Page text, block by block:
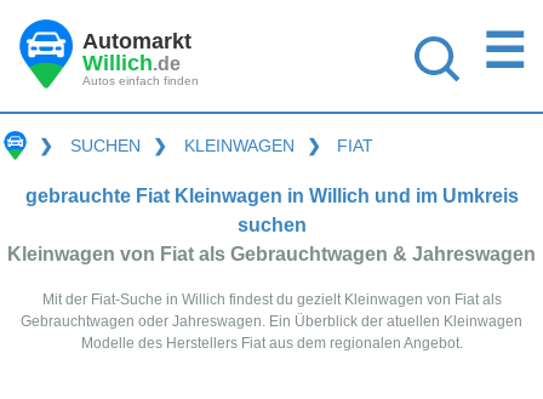
Automarkt
Willich.de
Autos einfach finden
☰
❯ SUCHEN ❯ KLEINWAGEN ❯ FIAT
gebrauchte Fiat Kleinwagen in Willich und im Umkreis
suchen
Kleinwagen von Fiat als Gebrauchtwagen & Jahreswagen
Mit der Fiat-Suche in Willich findest du gezielt Kleinwagen von Fiat als
Gebrauchtwagen oder Jahreswagen. Ein Überblick der atuellen Kleinwagen
Modelle des Herstellers Fiat aus dem regionalen Angebot.